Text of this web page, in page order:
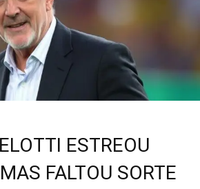
ESTREOU
FALTOU SORTE